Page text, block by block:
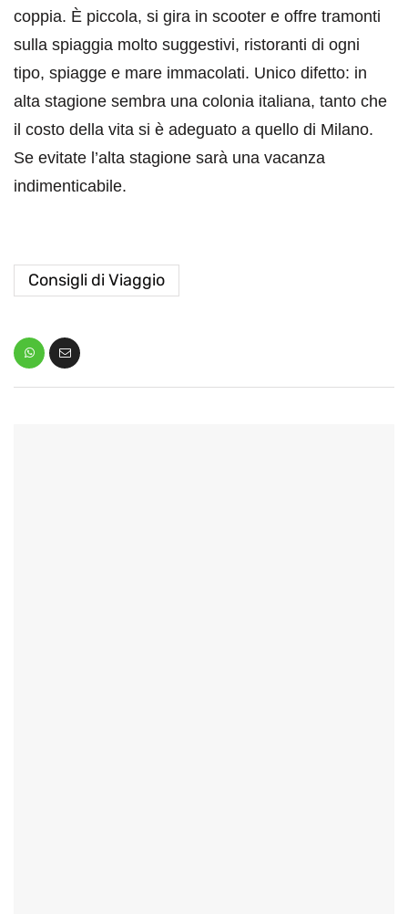
coppia. È piccola, si gira in scooter e offre tramonti
sulla spiaggia molto suggestivi, ristoranti di ogni
tipo, spiagge e mare immacolati. Unico difetto: in
alta stagione sembra una colonia italiana, tanto che
il costo della vita si è adeguato a quello di Milano.
Se evitate l’alta stagione sarà una vacanza
indimenticabile.
Consigli di Viaggio